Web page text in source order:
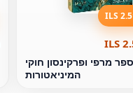
ספר מרפי ופרקינסון חוקי
המיניאטורות